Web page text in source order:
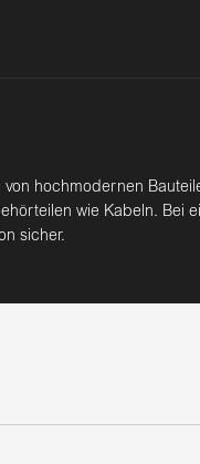
hochmodernen
wie Kabeln. Bei
sicher.